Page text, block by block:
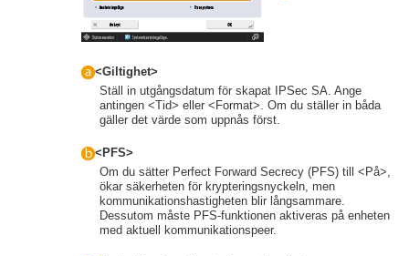
<Giltighet>
Ställ in utgångsdatum för skapat IPSec SA. Ange
antingen <Tid> eller <Format>. Om du ställer in båda
gäller det värde som uppnås först.
<PFS>
Om du sätter Perfect Forward Secrecy (PFS) till <På>,
ökar säkerheten för krypteringsnyckeln, men
kommunikationshastigheten blir långsammare.
Dessutom måste PFS-funktionen aktiveras på enheten
med aktuell kommunikationspeer.